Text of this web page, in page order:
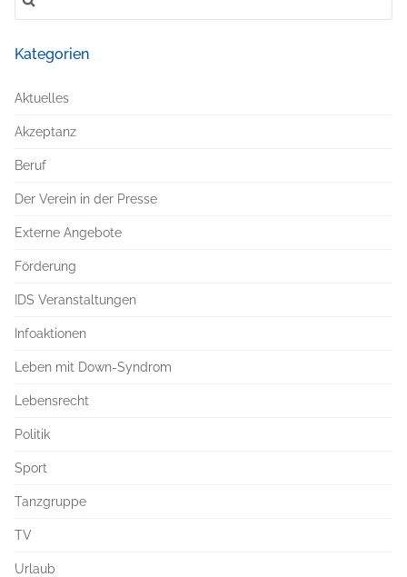
nach:
Kategorien
Aktuelles
Akzeptanz
Beruf
Der Verein in der Presse
Externe Angebote
Förderung
IDS Veranstaltungen
Infoaktionen
Leben mit Down-Syndrom
Lebensrecht
Politik
Sport
Tanzgruppe
TV
Urlaub